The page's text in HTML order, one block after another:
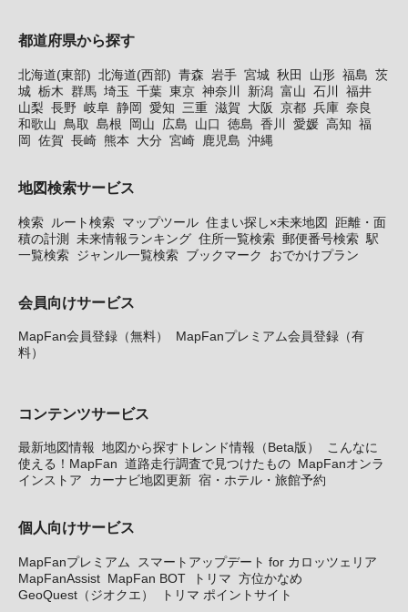
都道府県から探す
北海道(東部) 北海道(西部) 青森 岩手 宮城 秋田 山形 福島 茨
城 栃木 群馬 埼玉 千葉 東京 神奈川 新潟 富山 石川
福井
山梨 長野 岐阜 静岡 愛知 三重 滋賀 大阪 京都 兵庫 奈良
和歌山
鳥取 島根 岡山 広島 山口 徳島 香川 愛媛 高知 福
岡
佐賀 長崎 熊本 大分 宮崎 鹿児島 沖縄
地図検索サービス
検索 ルート検索 マップツール 住まい探し×未来地図
距離・面
積の計測 未来情報ランキング 住所一覧検索 郵便番号検索 駅
一覧検索 ジャンル一覧検索 ブックマーク おでかけプラン
会員向けサービス
MapFan会員登録（無料）
MapFanプレミアム会員登録（有
料）
コンテンツサービス
最新地図情報 地図から探すトレンド情報（Beta版）
こんなに
使える！MapFan 道路走行調査で見つけたもの MapFanオンラ
インストア
カーナビ地図更新 宿・ホテル・旅館予約
個人向けサービス
MapFanプレミアム
スマートアップデート for カロッツェリア
MapFanAssist MapFan BOT トリマ 方位かなめ
GeoQuest（ジオクエ）
トリマ ポイントサイト